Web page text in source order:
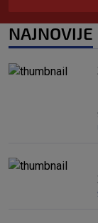
NAJNOVIJE